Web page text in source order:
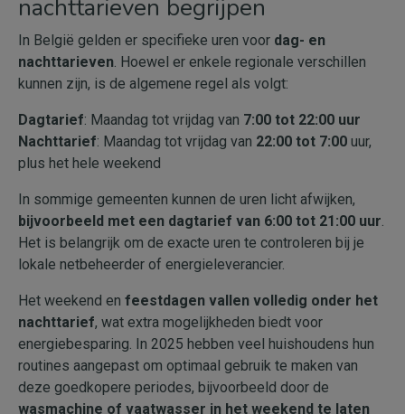
nachttarieven begrijpen
In België gelden er specifieke uren voor dag- en
nachttarieven. Hoewel er enkele regionale verschillen
kunnen zijn, is de algemene regel als volgt:
Dagtarief: Maandag tot vrijdag van 7:00 tot 22:00 uur
Nachttarief: Maandag tot vrijdag van 22:00 tot 7:00 uur,
plus het hele weekend
In sommige gemeenten kunnen de uren licht afwijken,
bijvoorbeeld met een dagtarief van 6:00 tot 21:00 uur.
Het is belangrijk om de exacte uren te controleren bij je
lokale netbeheerder of energieleverancier.
Het weekend en feestdagen vallen volledig onder het
nachttarief, wat extra mogelijkheden biedt voor
energiebesparing. In 2025 hebben veel huishoudens hun
routines aangepast om optimaal gebruik te maken van
deze goedkopere periodes, bijvoorbeeld door de
wasmachine of vaatwasser in het weekend te laten